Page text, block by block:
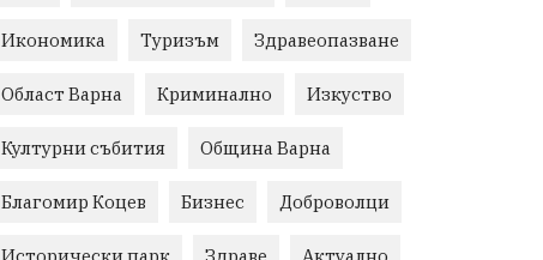
Икономика Туризъм Здравеопазване
Област Варна Криминално Изкуство
Културни събития Община Варна
Благомир Коцев Бизнес Доброволци
Исторически парк Здраве Актуално